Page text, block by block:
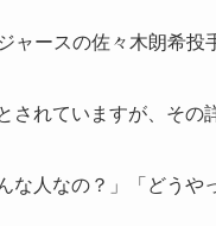
ャースの佐々木朗希投
されていますが、その
な人なの？」「どうや